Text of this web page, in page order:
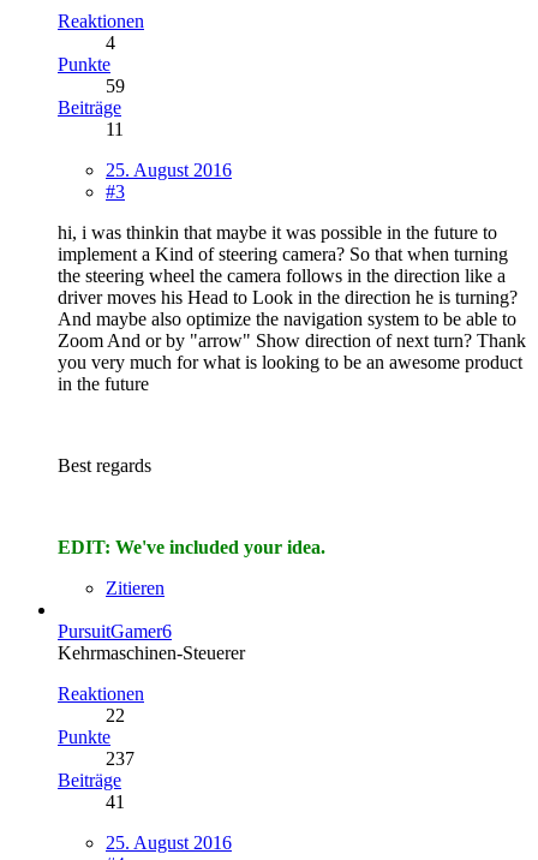
Reaktionen
4
Punkte
59
Beiträge
11
25. August 2016
#3
hi, i was thinkin that maybe it was possible in the future to
implement a Kind of steering camera? So that when turning
the steering wheel the camera follows in the direction like a
driver moves his Head to Look in the direction he is turning?
And maybe also optimize the navigation system to be able to
Zoom And or by "arrow" Show direction of next turn? Thank
you very much for what is looking to be an awesome product
in the future
Best regards
EDIT: We've included your idea.
Zitieren
PursuitGamer6
Kehrmaschinen-Steuerer
Reaktionen
22
Punkte
237
Beiträge
41
25. August 2016